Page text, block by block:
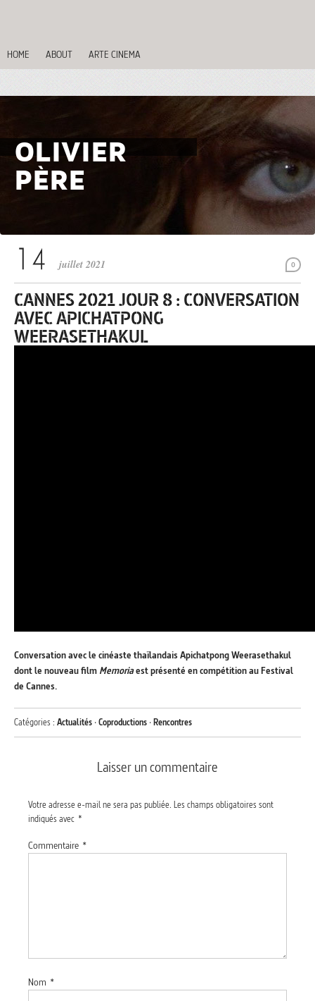
HOME ABOUT ARTE CINEMA
OLIVIER
PÈRE
0
juillet 2021
CANNES 2021 JOUR 8 : CONVERSATION
AVEC APICHATPONG
WEERASETHAKUL
Conversation avec le cinéaste thaïlandais Apichatpong Weerasethakul
dont le nouveau film Memoriaest présenté en compétition au Festival
de Cannes.
Catégories : Actualités ·Coproductions ·Rencontres
Laisser un commentaire
Votre adresse e-mail ne sera pas publiée. Les champs obligatoires sont
indiqués avec *
Commentaire *
Nom *